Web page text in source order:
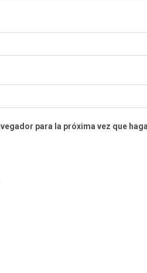
para la próxima vez que